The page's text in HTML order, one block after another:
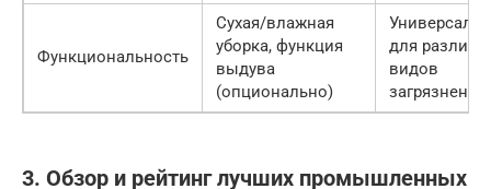
Функциональность
Сухая/влажная
уборка, функция
выдува
(опционально)
для
видов
загрязнений.
3. Обзор и рейтинг лучших промышленных